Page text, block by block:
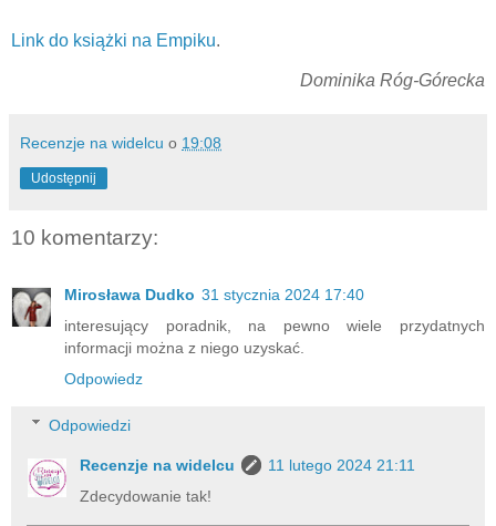
Link do książki na Empiku.
Dominika Róg-Górecka
Recenzje na widelcu o 19:08
Udostępnij
10 komentarzy:
Mirosława Dudko 31 stycznia 2024 17:40
interesujący poradnik, na pewno wiele przydatnych
informacji można z niego uzyskać.
Odpowiedz
Odpowiedzi
Recenzje na widelcu
11 lutego 2024 21:11
Zdecydowanie tak!